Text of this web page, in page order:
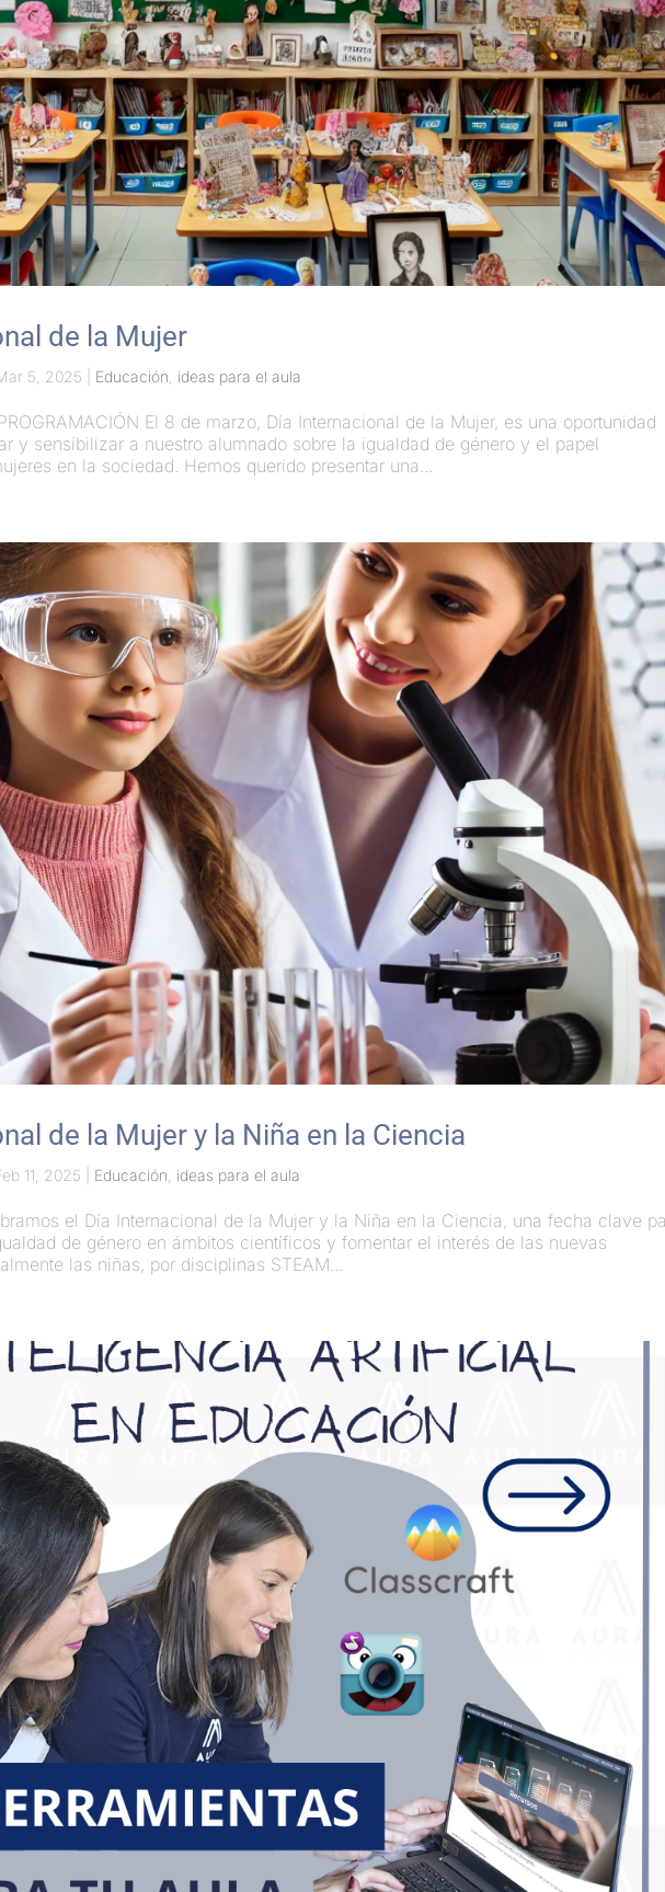
de la Mujer
5, 2025 Educación ideas para el aula
El 8 de marzo, Día Internacional de la Mujer, es una oportunidad
y sensibilizar a nuestro alumnado sobre la igualdad de género y el papel
en la sociedad. Hemos querido presentar una...
de la Mujer y la Niña en la Ciencia
11, 2025 Educación ideas para el aula
el Día Internacional de la Mujer y la Niña en la Ciencia, una fecha clave
de género en ámbitos científicos y fomentar el interés de las nuevas
las niñas, por disciplinas STEAM...